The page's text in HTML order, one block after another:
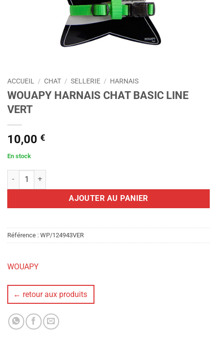
ACCUEIL / CHAT / SELLERIE / HARNAIS
WOUAPY HARNAIS CHAT BASIC LINE
VERT
10,00 €
En stock
quantité de WOUAPY HARNAIS CHAT BASIC LINE VERT
AJOUTER AU PANIER
Référence : WP/124943VER
WOUAPY
← retour aux produits